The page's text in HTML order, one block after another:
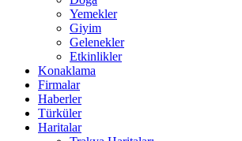
Yemekler
Giyim
Gelenekler
Etkinlikler
Konaklama
Firmalar
Haberler
Türküler
Haritalar